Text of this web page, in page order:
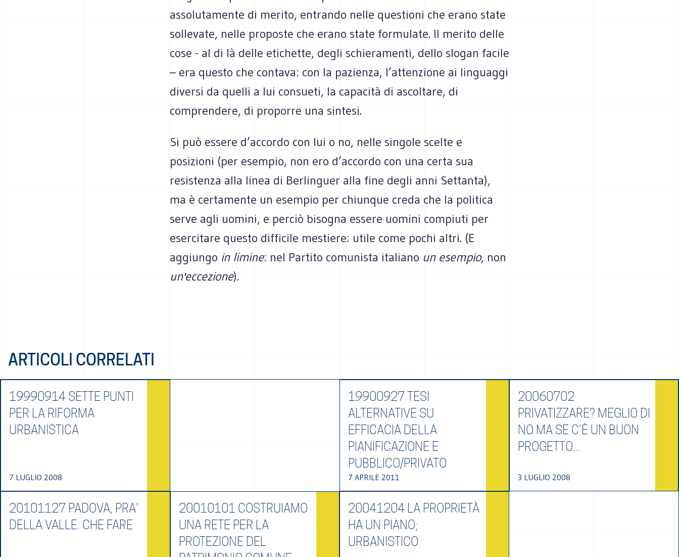
assolutamente di merito, entrando nelle questioni che erano state
sollevate, nelle proposte che erano state formulate. Il merito delle
cose - al di là delle etichette, degli schieramenti, dello slogan facile
– era questo che contava: con la pazienza, l’attenzione ai linguaggi
diversi da quelli a lui consueti, la capacità di ascoltare, di
comprendere, di proporre una sintesi.
Si può essere d’accordo con lui o no, nelle singole scelte e
posizioni (per esempio, non ero d’accordo con una certa sua
resistenza alla linea di Berlinguer alla fine degli anni Settanta),
ma è certamente un esempio per chiunque creda che la politica
serve agli uomini, e perciò bisogna essere uomini compiuti per
esercitare questo difficile mestiere: utile come pochi altri. (E
aggiungo in limine: nel Partito comunista italiano un esempio, non
un'eccezione).
ARTICOLI CORRELATI
19990914 SETTE PUNTI
PER LA RIFORMA
URBANISTICA
7 LUGLIO 2008
19900927 TESI
ALTERNATIVE SU
EFFICACIA DELLA
PIANIFICAZIONE E
PUBBLICO/PRIVATO
7 APRILE 2011
20060702
PRIVATIZZARE? MEGLIO DI
NO MA SE C’È UN BUON
PROGETTO...
3 LUGLIO 2008
20101127 PADOVA, PRA'
DELLA VALLE. CHE FARE
20010101 COSTRUIAMO
UNA RETE PER LA
PROTEZIONE DEL
20041204 LA PROPRIETÀ
HA UN PIANO;
URBANISTICO